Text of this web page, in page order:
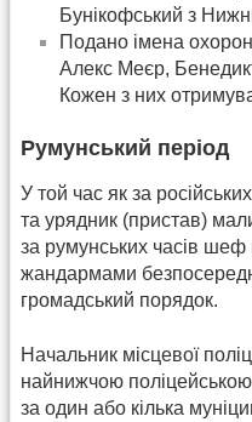
Бунікофський з
Подано імена
Алекс Меєр,
Кожен з них
Румунський період
У той час як за
та урядник (пристав)
за румунських часів шеф
жандармами
громадський порядок.
Начальник місцевої
найнижчою поліцейською
за один або кілька